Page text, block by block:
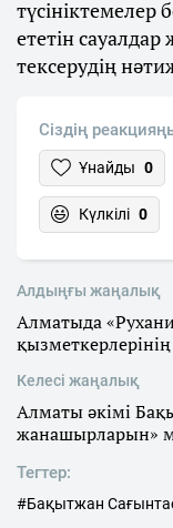
түсініктемелер
ететін сауалдар
тексерудің
Сіздің
Ұнайды 0
Күлкілі 0
Алдыңғы жаңалық
Алматыда
Келесі жаңалық
Алматы әкімі
жанашырларын»
Тегтер:
#Бақытжан